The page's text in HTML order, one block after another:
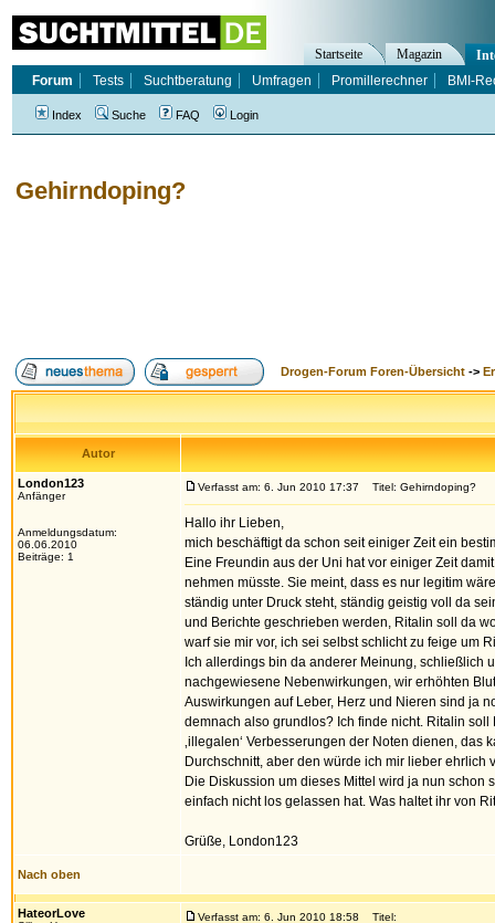
Gehirndoping?
Drogen-Forum Foren-Übersicht ->
Autor
London123
Anfänger
Anmeldungsdatum:
06.06.2010
Beiträge: 1
Verfasst am: 6. Jun 2010 17:37 Titel: Gehirndoping?
Hallo ihr Lieben,
mich beschäftigt da schon seit einiger Zeit ein
Eine Freundin aus der Uni hat vor einiger Zeit
nehmen müsste. Sie meint, dass es nur legitim
ständig unter Druck steht, ständig geistig voll da
und Berichte geschrieben werden, Ritalin soll da
warf sie mir vor, ich sei selbst schlicht zu feige um
Ich allerdings bin da anderer Meinung, schließlich
nachgewiesene Nebenwirkungen, wir erhöhten
Auswirkungen auf Leber, Herz und Nieren sind ja
demnach also grundlos? Ich finde nicht. Ritalin
‚illegalen‘ Verbesserungen der Noten dienen,
Durchschnitt, aber den würde ich mir lieber ehrlich
Die Diskussion um dieses Mittel wird ja nun schon
einfach nicht los gelassen hat. Was haltet ihr von
Grüße, London123
Nach oben
HateorLove Verfasst am: 6. Jun 2010 18:58 Titel:
Startseite Magazin
Forum
Tests Suchtberatung Umfragen Promillerechner BMI-
Index Suche FAQ Login